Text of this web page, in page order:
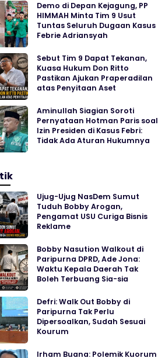
Demo di Depan Kejagung, PP
HIMMAH Minta Tim 9 Usut
Tuntas Seluruh Dugaan Kasus
Febrie Adriansyah
Sebut Tim 9 Dapat Tekanan,
Kuasa Hukum Don Ritto
Pastikan Ajukan Praperadilan
atas Penyitaan Aset
Aminullah Siagian Soroti
Pernyataan Hotman Paris soal
Izin Presiden di Kasus Febri:
Tidak Ada Aturan Hukumnya
Ujug-Ujug NasDem Sumut
Tuduh Bobby Arogan,
Pengamat USU Curiga Bisnis
Reklame
Bobby Nasution Walkout di
Paripurna DPRD, Ade Jona:
Waktu Kepala Daerah Tak
Boleh Terbuang Sia-sia
Defri: Walk Out Bobby di
Paripurna Tak Perlu
Dipersoalkan, Sudah Sesuai
Kourum
Irham Buana: Polemik Kuorum